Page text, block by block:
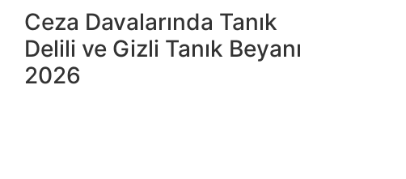
Ceza Davalarında Tanık
Delili ve Gizli Tanık Beyanı
2026